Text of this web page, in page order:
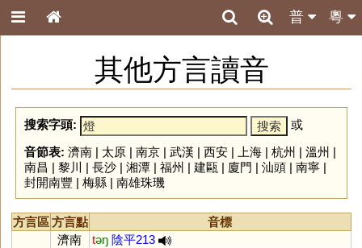
粵
普
其他方言讀音
搜索字頭:
或
音節表: 濟南| 太原| 南京| 武漢 | 西安| 上海| 杭州 | 溫州 |
南昌 | 黎川 | 長沙| 湘潭| 福州 | 建甌 | 廈門 | 汕頭| 南寧|
封開南豐 | 梅縣| 南雄珠璣
方言區方言點 音標
濟南 təŋ 陰平213